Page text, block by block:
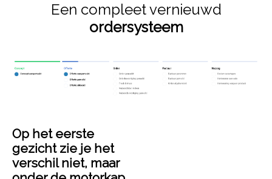
Een compleet vernieuwd
ordersysteem
Op het eerste
gezicht zie je het
verschil niet, maar